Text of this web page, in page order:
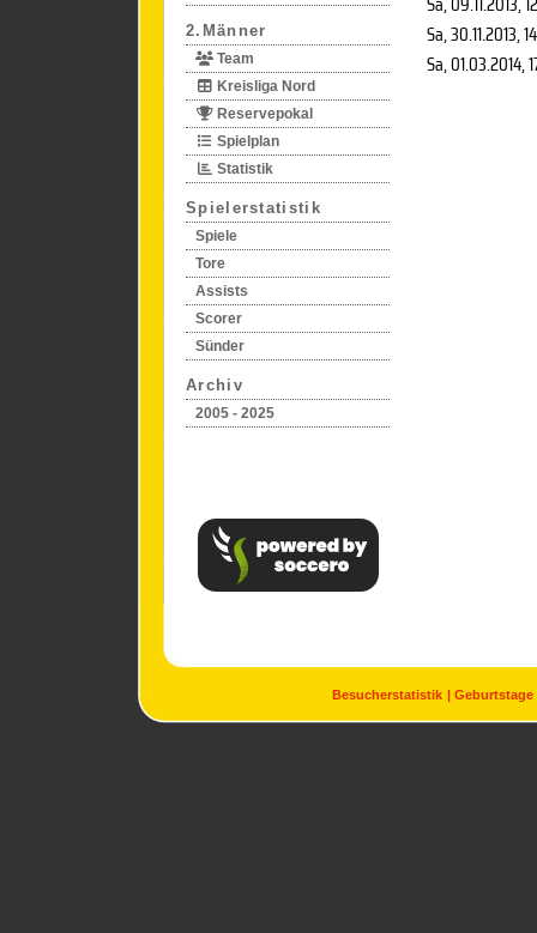
2.Männer
Team
Kreisliga Nord
Reservepokal
Spielplan
Statistik
Spielerstatistik
Spiele
Tore
Assists
Scorer
Sünder
Archiv
2005 - 2025
Sa, 30.11.2013,
Sa, 01.03.2014,
Besucherstatistik Geburtstage